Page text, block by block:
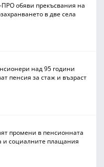
обяви прекъсвания на
в две села
над 95 години
пенсия за стаж и възраст
промени в пенсионната
и социалните плащания